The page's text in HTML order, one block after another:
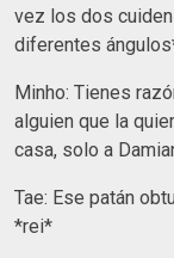
vez los dos
diferentes
Minho: Tienes
alguien que la
casa, solo a
Tae: Ese patán
*rei*